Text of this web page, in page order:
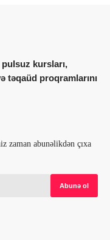
təqaüd proqramlarını
zaman abunəlikdən çıxa